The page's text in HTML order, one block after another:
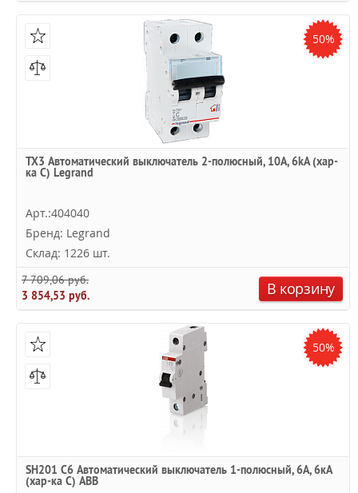
50%
TX3 Автоматический выключатель 2-полюсный, 10А, 6kА (хар-
ка C) Legrand
Арт.:404040
Бренд: Legrand
Склад: 1226 шт.
7 709,06 руб.
3 854,53 руб.
В корзину
50%
SH201 C6 Автоматический выключатель 1-полюсный, 6А, 6кА
(хар-ка C) ABB